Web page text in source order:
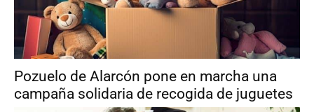
Pozuelo de Alarcón pone en marcha una
campaña solidaria de recogida de juguetes